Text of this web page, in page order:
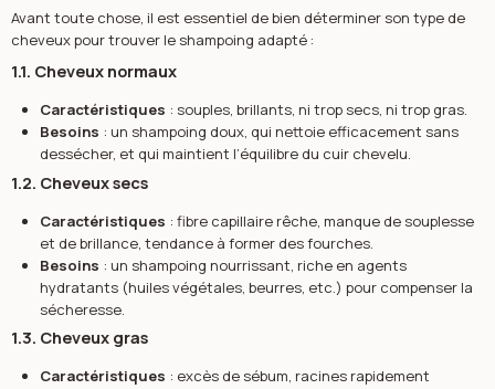
Avant toute chose, il est essentiel de bien déterminer son type de
cheveux pour trouver le shampoing adapté :
1.1. Cheveux normaux
Caractéristiques : souples, brillants, ni trop secs, ni trop gras.
Besoins : un shampoing doux, qui nettoie efficacement sans
dessécher, et qui maintient l’équilibre du cuir chevelu.
1.2. Cheveux secs
Caractéristiques : fibre capillaire rêche, manque de souplesse
et de brillance, tendance à former des fourches.
Besoins : un shampoing nourrissant, riche en agents
hydratants (huiles végétales, beurres, etc.) pour compenser la
sécheresse.
1.3. Cheveux gras
Caractéristiques : excès de sébum, racines rapidement